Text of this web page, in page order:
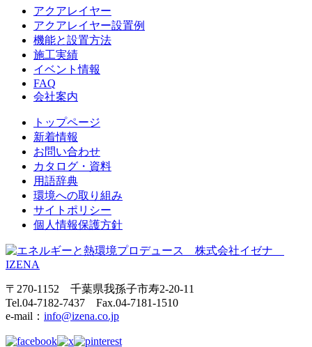
アクアレイヤー
アクアレイヤー設置例
機能と設置方法
施工実績
イベント情報
FAQ
会社案内
トップページ
新着情報
お問い合わせ
カタログ・資料
用語辞典
環境への取り組み
サイトポリシー
個人情報保護方針
〒270-1152 千葉県我孫子市寿2-20-11
Tel.04-7182-7437 Fax.04-7181-1510
e-mail： info@izena.co.jp